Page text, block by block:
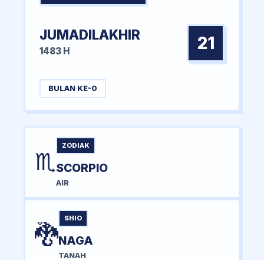
JUMADILAKHIR
1483 H 21
BULAN KE-0
♏
ZODIAK
SCORPIO
AIR
🐉
SHIO
NAGA
TANAH